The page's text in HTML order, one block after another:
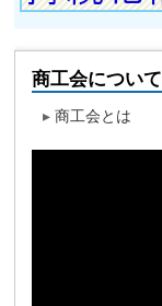
商工会について
▸商工会とは